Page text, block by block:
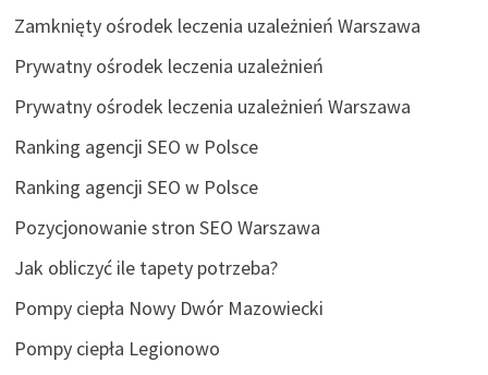
Zamknięty ośrodek leczenia uzależnień Warszawa
Prywatny ośrodek leczenia uzależnień
Prywatny ośrodek leczenia uzależnień Warszawa
Ranking agencji SEO w Polsce
Ranking agencji SEO w Polsce
Pozycjonowanie stron SEO Warszawa
Jak obliczyć ile tapety potrzeba?
Pompy ciepła Nowy Dwór Mazowiecki
Pompy ciepła Legionowo